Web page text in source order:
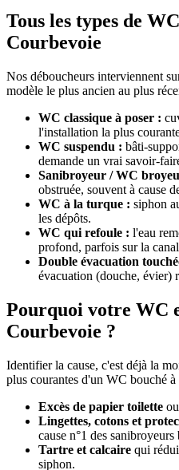
Tous les types de
Courbevoie
Nos déboucheurs interviennent
modèle le plus ancien au plus
WC classique à poser :
l'installation la plus
WC suspendu : bâti-
demande un vrai savoir-
Sanibroyeur / WC
obstruée, souvent à cause
WC à la turque : siphon
les dépôts.
WC qui refoule : l'eau
profond, parfois sur la
Double évacuation
évacuation (douche, évier)
Pourquoi votre WC
Courbevoie ?
Identifier la cause, c'est déjà la
plus courantes d'un WC bouché
Excès de papier toilette
Lingettes, cotons et
cause n°1 des sanibroyeurs
Tartre et calcaire qui
siphon.